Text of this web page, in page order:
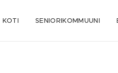
KOTI SENIORIKOMMUUNI